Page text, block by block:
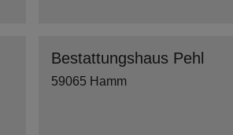
Bestattungshaus Pehl
59065 Hamm